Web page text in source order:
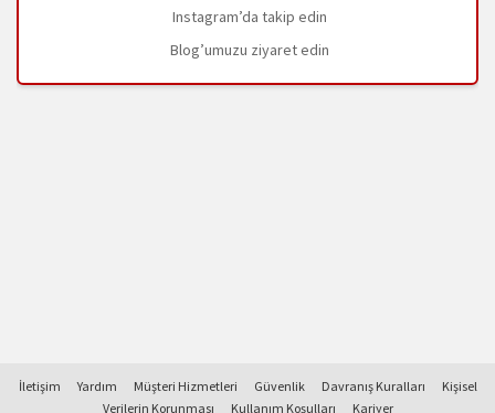
Instagram’da takip edin
Blog’umuzu ziyaret edin
İletişim Yardım Müşteri Hizmetleri Güvenlik Davranış Kuralları
Kişisel
Verilerin Korunması
Kullanım Koşulları Kariyer